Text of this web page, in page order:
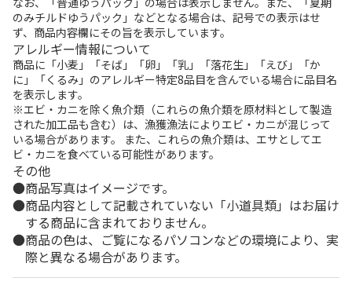
のみチルドゆうパック」などとなる場合は、記号での表示はせ
ず、商品内容欄にその旨を表示しています。
アレルギー情報について
商品に「小麦」「そば」「卵」「乳」「落花生」「えび」「か
に」「くるみ」のアレルギー特定8品目を含んでいる場合に品目名
を表示します。
※エビ・カニを除く魚介類（これらの魚介類を原材料として製造
された加工品も含む）は、漁獲漁法によりエビ・カニが混じって
いる場合があります。 また、これらの魚介類は、エサとしてエ
ビ・カニを食べている可能性があります。
その他
商品写真はイメージです。
商品内容として記載されていない「小道具類」はお届け
する商品に含まれておりません。
商品の色は、ご覧になるパソコンなどの環境により、実
際と異なる場合があります。